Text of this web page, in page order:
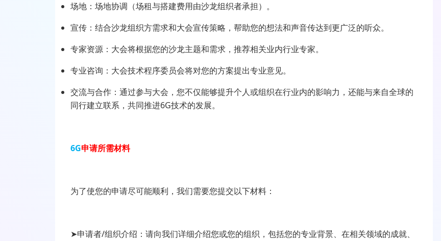
场地：场地协调（场租与搭建费用由沙龙组织者承担）。
宣传：结合沙龙组织方需求和大会宣传策略，帮助您的想法和声音传达到更广泛的听众。
专家资源：大会将根据您的沙龙主题和需求，推荐相关业内行业专家。
专业咨询：大会技术程序委员会将对您的方案提出专业意见。
交流与合作：通过参与大会，您不仅能够提升个人或组织在行业内的影响力，还能与来自全球的
同行建立联系，共同推进6G技术的发展。
6G申请所需材料
为了使您的申请尽可能顺利，我们需要您提交以下材料：
➤申请者/组织介绍：请向我们详细介绍您或您的组织，包括您的专业背景、在相关领域的成就、